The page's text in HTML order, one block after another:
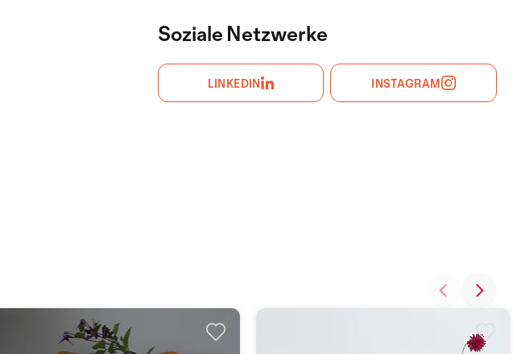
Soziale Netzwerke
LINKEDIN INSTAGRAM